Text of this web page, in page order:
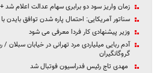
زمان واریز سود دو برابری سهام عدالت اعلام شد
سناتور آمریکایی: احتمال پاره شدن توافق بایدن با ایران
وزیر پیشنهادی کار فردا معرفی می شود
آدم ربایی میلیاردی مرد تهرانی در خیابان سبلان
گروگانگیران
مهدی تاج رئیس فدراسیون فوتبال شد